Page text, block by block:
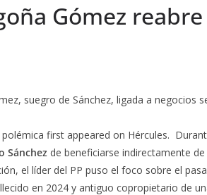
Gómez reabre
suegro de Sánchez, ligada a negocios
first appeared on Hércules.
Sánchez de beneficiarse indirectamente
el líder del PP puso el foco sobre el
en 2024 y antiguo copropietario de